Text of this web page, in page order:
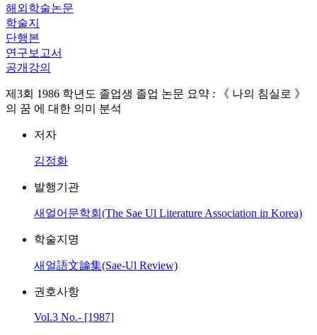
해외학술논문
학술지
단행본
연구보고서
공개강의
제3회 1986 학년도 졸업생 졸업 논문 요약 : 《 나의 침실로 》
의 꿈 에 대한 의미 분석
저자
김정화
발행기관
새얼어문학회(The Sae Ul Literature Association in Korea)
학술지명
새얼語文論集(Sae-Ul Review)
권호사항
Vol.3 No.- [1987]